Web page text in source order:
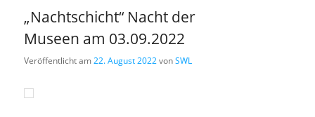
„Nachtschicht“ Nacht der
Museen am 03.09.2022
Veröffentlicht am22. August 2022vonSWL